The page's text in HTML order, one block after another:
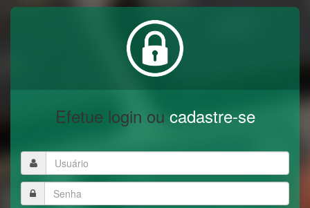
Efetue login ou cadastre-se